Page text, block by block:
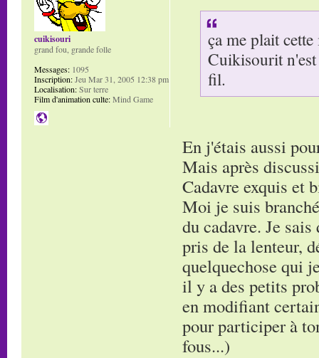
ça me plait
Cuikisourit n'est
fil.
En j'étais aussi
Mais après
Cadavre exquis et
Moi je suis
du cadavre. Je
pris de la lenteur,
quelquechose qui
il y a des petits
en modifiant
pour participer à
fous...)
cuikisouri
grand fou, grande folle
Messages: 1095
Inscription:Jeu Mar 31, 2005 12:38 pm
Localisation:Sur terre
Film d'animation culte:Mind Game